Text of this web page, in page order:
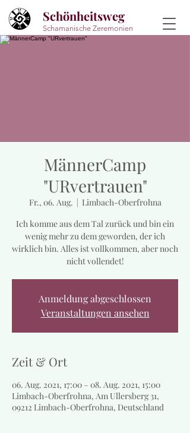
Schönheitsweg
Schamanische Zeremonien
MännerCamp
"URvertrauen"
Fr., 06. Aug.
  |
Limbach-Oberfrohna
Ich komme aus dem Tal zurück und bin ein
wenig mehr zu dem geworden, der ich
wirklich bin. Alles ist vollkommen, aber noch
nicht vollendet!
Anmeldung abgeschlossen
Veranstaltungen ansehen
Zeit & Ort
06. Aug. 2021, 17:00 – 08. Aug. 2021, 15:00
Limbach-Oberfrohna, Am Ullersberg 31,
09212 Limbach-Oberfrohna, Deutschland